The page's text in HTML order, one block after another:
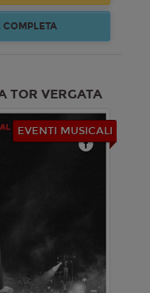
2026
TOR VERGATA
EVENTI MUSICALI